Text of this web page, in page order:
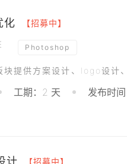
化 【招募中】
Photoshop
块提供方案设计、logo设计
工期：2 天 发布时
计 【招募中】